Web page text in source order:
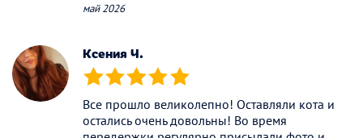
май 2026
Ксения Ч.
(*) (*) (*) (*) (*)
Все прошло великолепно! Оставляли кота и
остались очень довольны! Во время